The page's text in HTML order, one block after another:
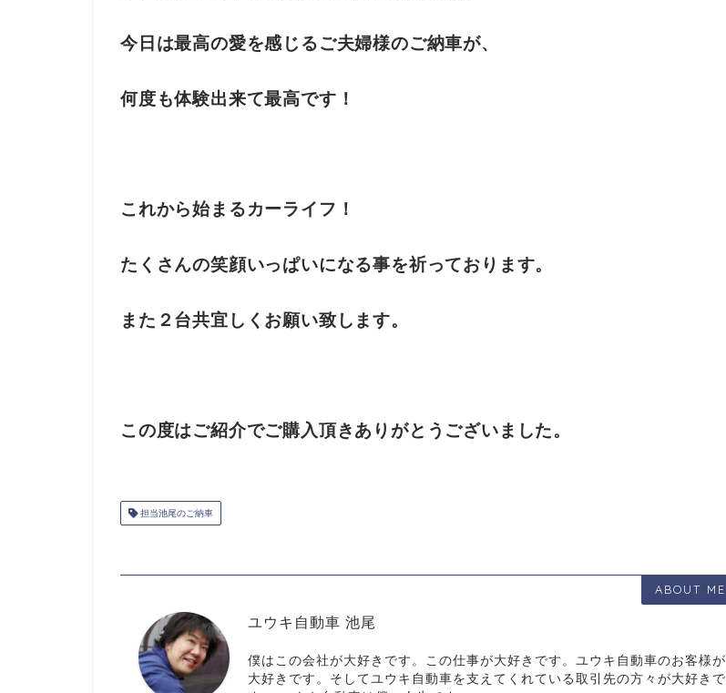
今日は最高の愛を感じるご夫婦様のご納車が、
何度も体験出来て最高です！
これから始まるカーライフ！
たくさんの笑顔いっぱいになる事を祈っております。
また２台共宜しくお願い致します。
この度はご紹介でご購入頂きありがとうございました。
担当池尾のご納車
ABOUT ME
ユウキ自動車 池尾
僕はこの会社が大好きです。この仕事が大好きです。ユウキ自動車のお客様が
大好きです。そしてユウキ自動車を支えてくれている取引先の方々が大好きで